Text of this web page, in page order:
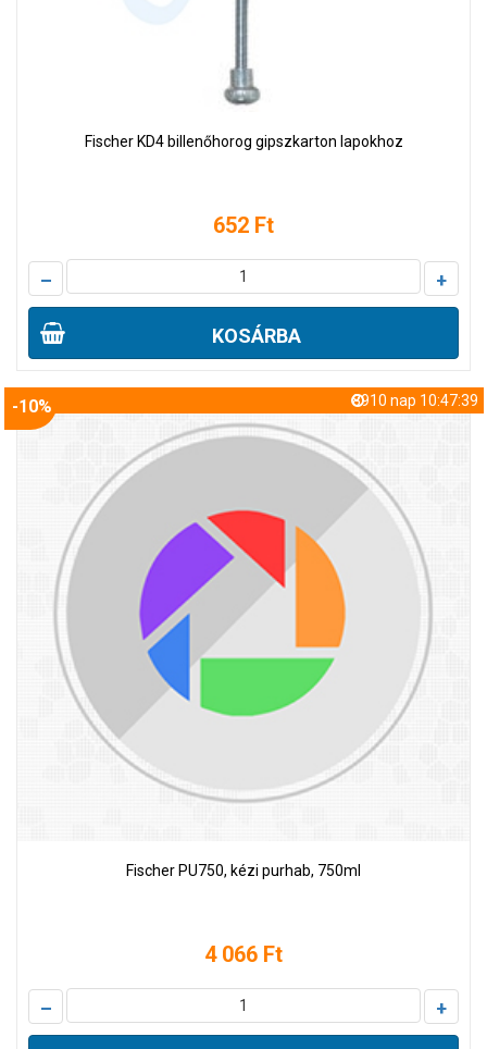
Fischer KD4 billenőhorog gipszkarton lapokhoz
652 Ft
– +
KOSÁRBA
-10% 8910 nap 10:47:38
Fischer PU750, kézi purhab, 750ml
4 066 Ft
– +